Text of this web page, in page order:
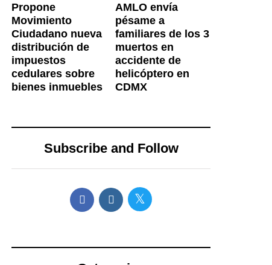
Propone
Movimiento
Ciudadano nueva
distribución de
impuestos
cedulares sobre
bienes inmuebles
AMLO envía
pésame a
familiares de los 3
muertos en
accidente de
helicóptero en
CDMX
Subscribe and Follow